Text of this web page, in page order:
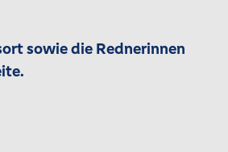
sowie die Rednerinnen